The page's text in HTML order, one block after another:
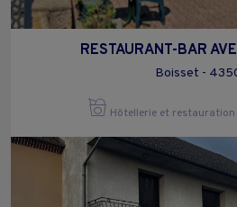
RESTAURANT-BAR
Boisset -
Hôtellerie et restauration